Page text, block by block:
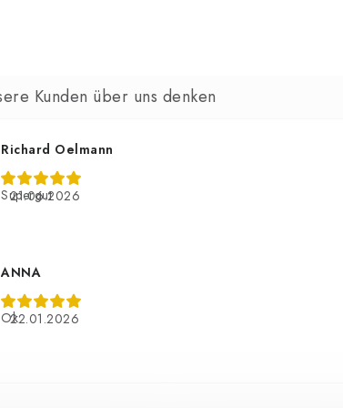
Richard Oelmann
21.06.2026
Supergut
ANNA
22.01.2026
Ok